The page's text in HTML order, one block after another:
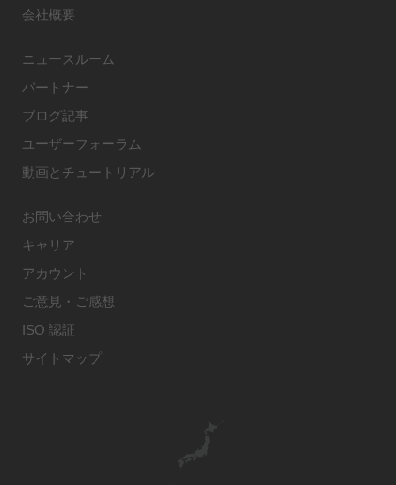
会社概要
ニュースルーム
パートナー
ブログ記事
ユーザーフォーラム
動画とチュートリアル
お問い合わせ
キャリア
アカウント
ご意見・ご感想
ISO 認証
サイトマップ